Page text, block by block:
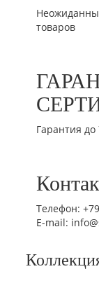
товаров
Гарантия до
Телефон:
E-mail: